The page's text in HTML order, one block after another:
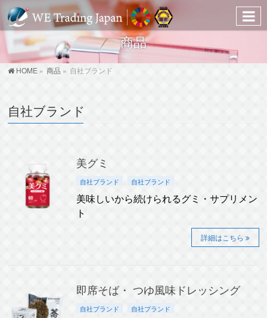
商品
HOME » 商品 » 自社ブランド
自社ブランド
美グミ
自社ブランド 自社ブランド
美味しいから続けられるグミ・サプリメン
ト
詳細はこちら
即席そば・ つゆ風味ドレッシング
自社ブランド 自社ブランド